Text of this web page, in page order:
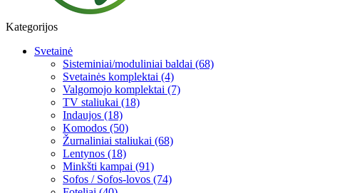
Kategorijos
Svetainė
Sisteminiai/moduliniai baldai (68)
Svetainės komplektai (4)
Valgomojo komplektai (7)
TV staliukai (18)
Indaujos (18)
Komodos (50)
Žurnaliniai staliukai (68)
Lentynos (18)
Minkšti kampai (91)
Sofos / Sofos-lovos (74)